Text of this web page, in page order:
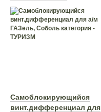
Самоблокирующийся
винт.дифференциал для